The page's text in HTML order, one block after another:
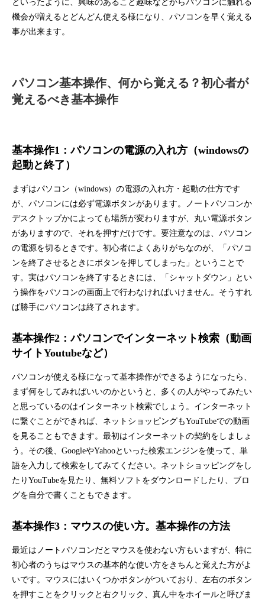
といったように、興味のあること趣味などからパソコンに触れる
機会が増えるとどんどん使える様になり、パソコンを早く覚える
事が出来ます。
パソコン基本操作、何から覚える？初心者が
覚えるべき基本操作
基本操作1：パソコンの電源の入れ方（windowsの
起動と終了）
まずはパソコン（windows）の電源の入れ方・起動の仕方です
が、パソコンには必ず電源ボタンがあります。ノートパソコンか
デスクトップかによっても場所が変わりますが、丸い電源ボタン
がありますので、それを押すだけです。要注意なのは、パソコン
の電源を切るときです。初心者によくありがちなのが、「パソコ
ンを終了させるときにボタンを押してしまった」ということで
す。実はパソコンを終了するときには、「シャットダウン」とい
う操作をパソコンの画面上で行わなければいけません。そうすれ
ば勝手にパソコンは終了されます。
基本操作2：パソコンでインターネット検索（動画
サイトYoutubeなど）
パソコンが使える様になって基本操作ができるようになったら、
まず何をしてみればいいのかというと、多くの人がやってみたい
と思っているのはインターネット検索でしょう。インターネット
に繋ぐことができれば、ネットショッピングもYouTubeでの動画
を見ることもできます。最初はインターネットの契約をしましょ
う。その後、GoogleやYahooといった検索エンジンを使って、単
語を入力して検索をしてみてください。ネットショッピングをし
たりYouTubeを見たり、無料ソフトをダウンロードしたり、ブロ
グを自分で書くこともできます。
基本操作3：マウスの使い方。基本操作の方法
最近はノートパソコンだとマウスを使わない方もいますが、特に
初心者のうちはマウスの基本的な使い方をきちんと覚えた方がよ
いです。マウスにはいくつかボタンがついており、左右のボタン
を押すことをクリックと右クリック、真ん中をホイールと呼びま